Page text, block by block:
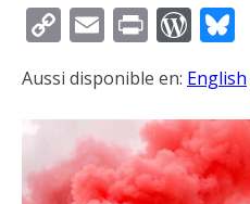
Copy
Link
EmailPrint
Aussi disponible en: English